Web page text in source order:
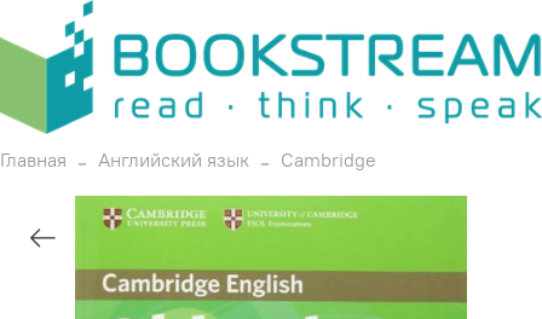
Главная Английский язык Cambridge